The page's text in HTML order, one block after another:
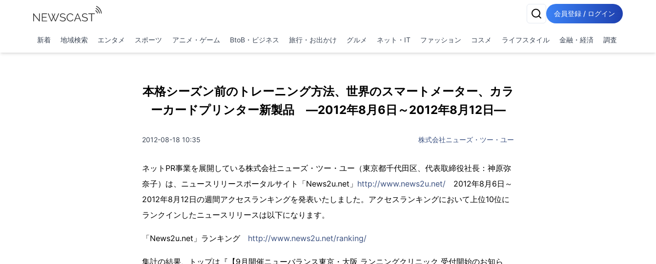
会員登録 / ログイン
新着 地域検索 エンタメ スポーツ アニメ・ゲーム BtoB・ビジネス 旅行・お出かけ グルメ ネット・IT ファッション コスメ ライフスタイル 金融・経済 調査
本格シーズン前のトレーニング方法、世界のスマートメーター、カラ
ーカードプリンター新製品 ―2012年8月6日～2012年8月12日―
2012-08-18 10:35 株式会社ニューズ・ツー・ユー
ネットPR事業を展開している株式会社ニューズ・ツー・ユー（東京都千代田区、代表取締役社長：神原弥
奈子）は、ニュースリリースポータルサイト「News2u.net」 http://www.news2u.net/ 2012年8月6日～
2012年8月12日の週間アクセスランキングを発表いたしました。アクセスランキングにおいて上位10位に
ランクインしたニュースリリースは以下になります。
「News2u.net」ランキング http://www.news2u.net/ranking/
集計の結果、トップは『【9月開催ニューバランス東京・大阪 ランニングクリニック 受付開始のお知ら